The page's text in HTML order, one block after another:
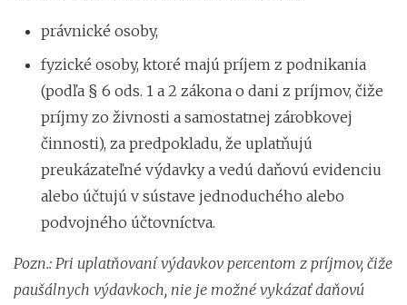
právnické osoby,
fyzické osoby, ktoré majú príjem z podnikania
(podľa § 6 ods. 1 a 2 zákona o dani z príjmov, čiže
príjmy zo živnosti a samostatnej zárobkovej
činnosti), za predpokladu, že uplatňujú
preukázateľné výdavky a vedú daňovú evidenciu
alebo účtujú v sústave jednoduchého alebo
podvojného účtovníctva.
Pozn.: Pri uplatňovaní výdavkov percentom z príjmov, čiže
paušálnych výdavkoch, nie je možné vykázať daňovú